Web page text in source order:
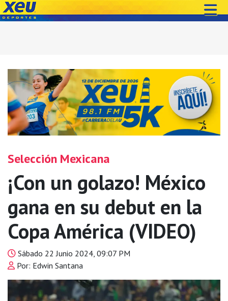
Selección Mexicana
¡Con un golazo! México
gana en su debut en la
Copa América (VIDEO)
Sábado 22 Junio 2024, 09:07 PM
Por: Edwin Santana